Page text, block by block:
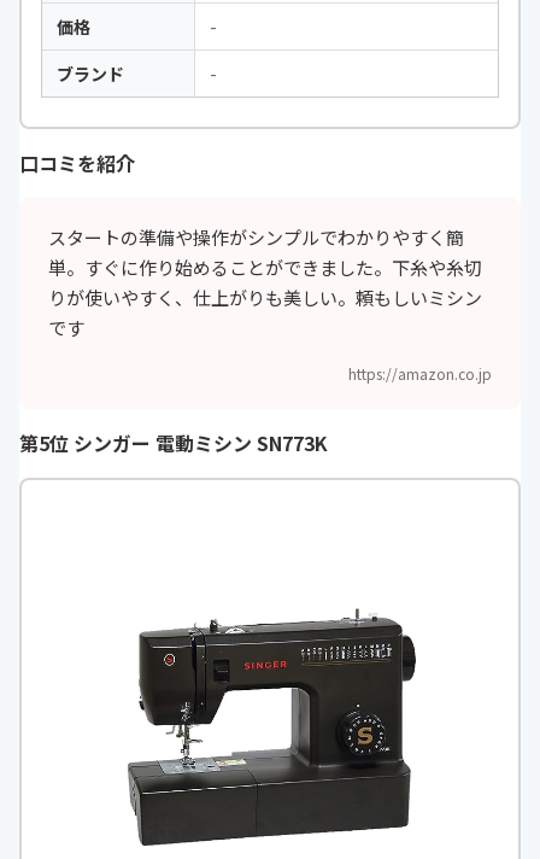
価格
-
ブランド
-
口コミを紹介
スタートの準備や操作がシンプルでわかりやすく簡
単。すぐに作り始めることができました。下糸や糸切
りが使いやすく、仕上がりも美しい。頼もしいミシン
です
https://amazon.co.jp
第5位 シンガー 電動ミシン SN773K